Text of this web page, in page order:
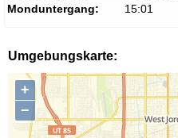
Monduntergang:
15:01
Umgebungskarte:
+
−